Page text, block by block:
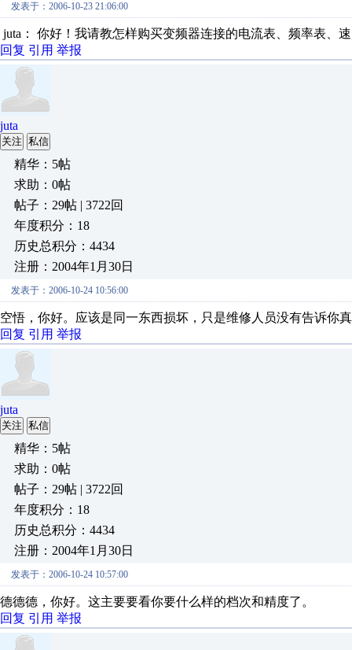
发表于：2006-10-23 21:06:00
juta： 你好！我请教怎样购买变频器连接的电流表、频率表、
回复 引用 举报
juta
关注 私信
精华：5帖
求助：0帖
帖子：29帖 | 3722回
年度积分：18
历史总积分：4434
注册：2004年1月30日
发表于：2006-10-24 10:56:00
空悟，你好。应该是同一东西损坏，只是维修人员没有告诉你
回复 引用 举报
juta
关注 私信
精华：5帖
求助：0帖
帖子：29帖 | 3722回
年度积分：18
历史总积分：4434
注册：2004年1月30日
发表于：2006-10-24 10:57:00
德德德，你好。这主要要看你要什么样的档次和精度了。
回复 引用 举报